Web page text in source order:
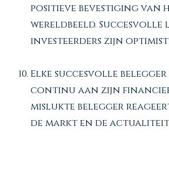
positieve bevestiging van
wereldbeeld. Succesvolle
investeerders zijn
Elke succesvolle
continu aan zijn
mislukte belegger
de markt en de